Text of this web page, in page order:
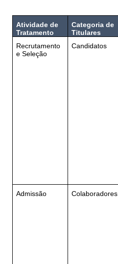
Atividade de
Tratamento
Categoria de
Titulares
Recrutamento
e Seleção
Candidatos
Admissão
Colaboradores